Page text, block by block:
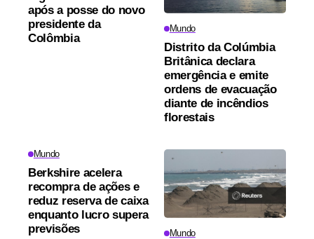
após a posse do novo
presidente da
Colômbia
Mundo
Distrito da Colúmbia
Britânica declara
emergência e emite
ordens de evacuação
diante de incêndios
florestais
Mundo
Berkshire acelera
recompra de ações e
reduz reserva de caixa
enquanto lucro supera
previsões
Mundo